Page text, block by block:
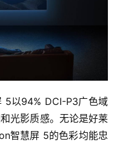
5以94% DCI-P3广色域
光影质感。无论是好莱
智慧屏 5的色彩均能忠